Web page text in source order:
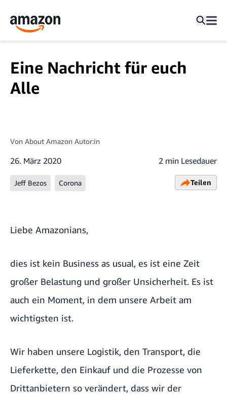
Eine Nachricht für euch
Alle
Von About Amazon Autor:in
26. März 2020 2 min Lesedauer
Jeff Bezos Corona Teilen
Liebe Amazonians,
dies ist kein Business as usual, es ist eine Zeit
großer Belastung und großer Unsicherheit. Es ist
auch ein Moment, in dem unsere Arbeit am
wichtigsten ist.
Wir haben unsere Logistik, den Transport, die
Lieferkette, den Einkauf und die Prozesse von
Drittanbietern so verändert, dass wir der